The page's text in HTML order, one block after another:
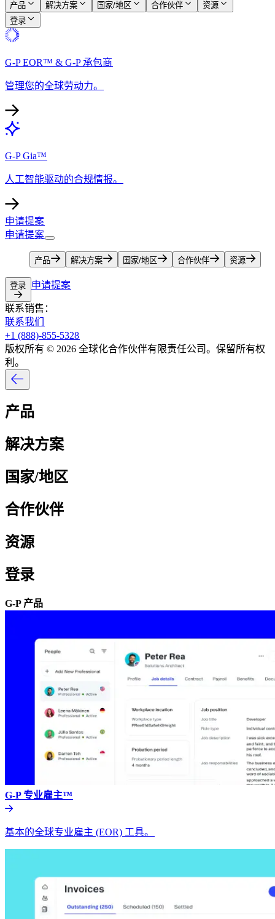
产品​​ 解决方案​​ 国家/地区​​ 合作伙伴​​
资源​​
登录​​
G-P EOR™ & G-P 承包商​​
管理您的全球劳动力。​​
G-P Gia™​​
人工智能驱动的合规情报。​​
申请提案​​
申请提案​​
产品​​ 解决方案​​ 国家/地区​​ 合作伙伴​​ 资源​​
登录​​ 申请提案​​
联系销售：​​
联系我们​​
+1 (888)-855-5328​​
版权所有 © 2026 全球化合作伙伴有限责任公司。保留所有权
利。​​
产品​​
解决方案​​
国家/地区​​
合作伙伴​​
资源​​
登录​​
G-P 产品​​
G-P 专业雇主™​​
基本的全球专业雇主 (EOR) 工具。​​